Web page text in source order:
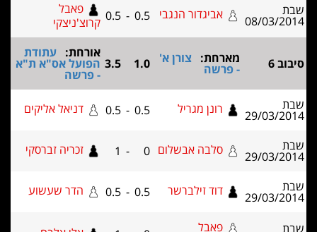
08/ אביגדור הנגבי 0.5
-
0.5
פאבל
קרוצ'ניצקי
מארחת:צורן א'
- פרשה 1.0
3.5
אורחת:עתודת
הפועל אס"א ת"א
29/ רונן מגריל 0.5
0.5 דניאל אליקים
29/ סלבה אבשלום 0
-
1 זכריה זברסקי
29/ דוד זילברשר 0.5
-
0.5 הדר שעשוע